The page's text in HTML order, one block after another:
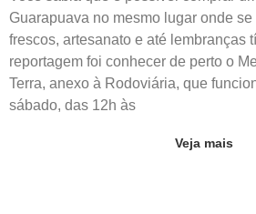
Guarapuava no mesmo lugar onde
frescos, artesanato e até lembranças
reportagem foi conhecer de perto o
Terra, anexo à Rodoviária, que
sábado, das 12h às
Veja mais